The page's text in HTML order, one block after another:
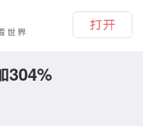
304%